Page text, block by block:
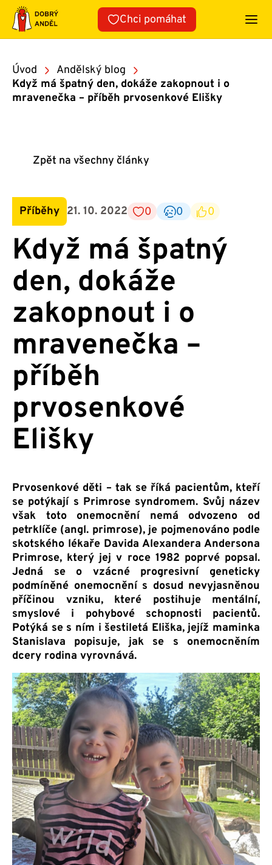
Přeskočit
obsah
Chci pomáhat
Úvod
Andělský blog
Když má špatný den, dokáže zakopnout i o
mravenečka – příběh prvosenkové Elišky
Zpět na všechny články
Příběhy 21. 10. 2022 0 0 0
Když má špatný
den, dokáže
zakopnout i o
mravenečka –
příběh
prvosenkové
Elišky
Prvosenkové děti – tak se říká pacientům, kteří
se potýkají s Primrose syndromem. Svůj název
však toto onemocnění nemá odvozeno od
petrklíče (angl. primrose), je pojmenováno podle
skotského lékaře Davida Alexandera Andersona
Primrose, který jej v roce 1982 poprvé popsal.
Jedná se o vzácné progresivní geneticky
podmíněné onemocnění s dosud nevyjasněnou
příčinou vzniku, které postihuje mentální,
smyslové i pohybové schopnosti pacientů.
Potýká se s ním i šestiletá Eliška, jejíž maminka
Stanislava popisuje, jak se s onemocněním
dcery rodina vyrovnává.